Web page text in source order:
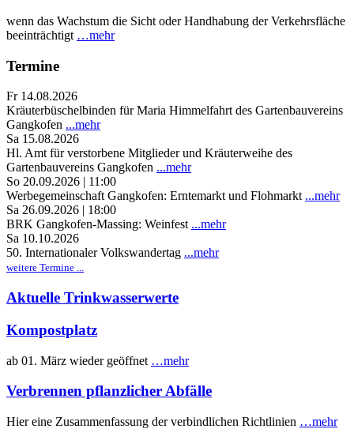
wenn das Wachstum die Sicht oder Handhabung der Verkehrsfläche
beeinträchtigt …mehr
Termine
Fr 14.08.2026
Kräuterbüschelbinden für Maria Himmelfahrt des Gartenbauvereins
Gangkofen ...mehr
Sa 15.08.2026
Hl. Amt für verstorbene Mitglieder und Kräuterweihe des
Gartenbauvereins Gangkofen ...mehr
So 20.09.2026 | 11:00
Werbegemeinschaft Gangkofen: Erntemarkt und Flohmarkt ...mehr
Sa 26.09.2026 | 18:00
BRK Gangkofen-Massing: Weinfest ...mehr
Sa 10.10.2026
50. Internationaler Volkswandertag ...mehr
weitere Termine ...
Aktuelle Trinkwasserwerte
Kompostplatz
ab 01. März wieder geöffnet …mehr
Verbrennen pflanzlicher Abfälle
Hier eine Zusammenfassung der verbindlichen Richtlinien …mehr